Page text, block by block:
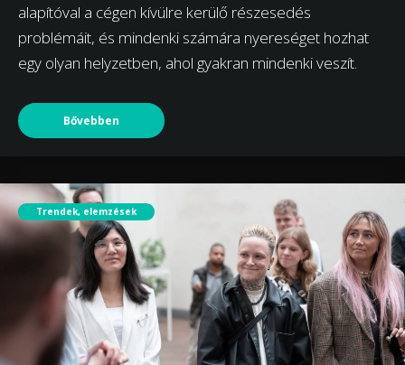
alapítóval a cégen kívülre kerülő részesedés
problémáit, és mindenki számára nyereséget hozhat
egy olyan helyzetben, ahol gyakran mindenki veszít.
Bővebben
Trendek, elemzések